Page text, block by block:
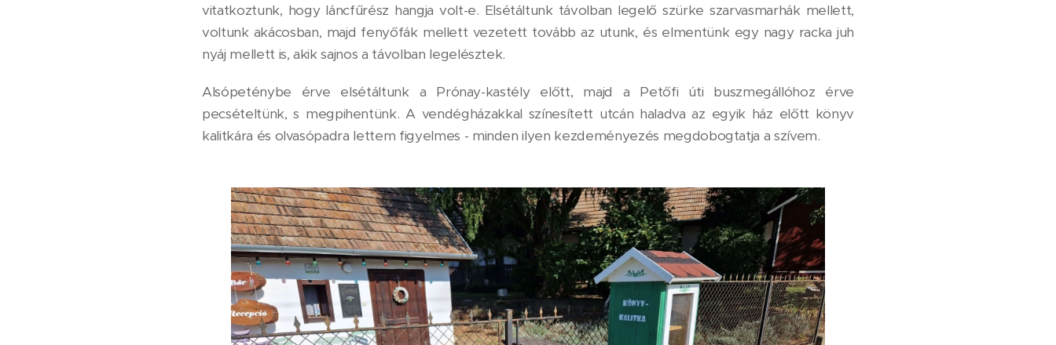
vitatkoztunk, hogy láncfűrész hangja volt-e. Elsétáltunk távolban legelő szürke szarvasmarhák mellett,
voltunk akácosban, majd fenyőfák mellett vezetett tovább az utunk, és elmentünk egy nagy racka juh
nyáj mellett is, akik sajnos a távolban legelésztek.
Alsópeténybe érve elsétáltunk a Prónay-kastély előtt, majd a Petőfi úti buszmegállóhoz érve
pecsételtünk, s megpihentünk. A vendégházakkal színesített utcán haladva az egyik ház előtt könyv
kalitkára és olvasópadra lettem figyelmes - minden ilyen kezdeményezés megdobogtatja a szívem.